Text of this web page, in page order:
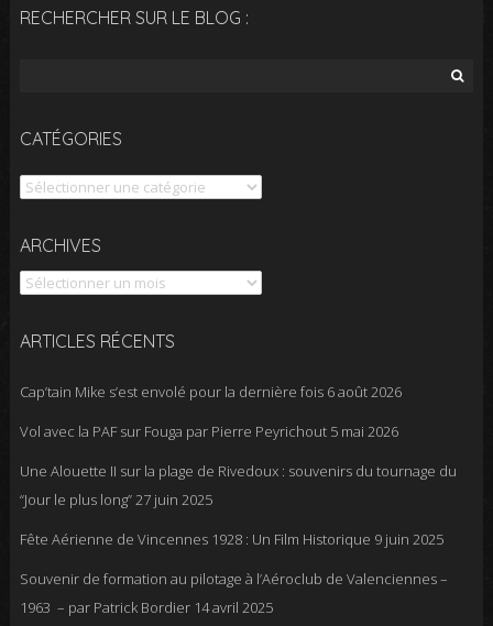
RECHERCHER SUR LE BLOG :
CATÉGORIES
Catégories
ARCHIVES
Archives
ARTICLES RÉCENTS
Cap’tain Mike s’est envolé pour la dernière fois 6 août 2026
Vol avec la PAF sur Fouga par Pierre Peyrichout 5 mai 2026
Une Alouette II sur la plage de Rivedoux : souvenirs du tournage du
“Jour le plus long”27 juin 2025
Fête Aérienne de Vincennes 1928 : Un Film Historique 9 juin 2025
Souvenir de formation au pilotage à l’Aéroclub de Valenciennes –
1963 – par Patrick Bordier 14 avril 2025